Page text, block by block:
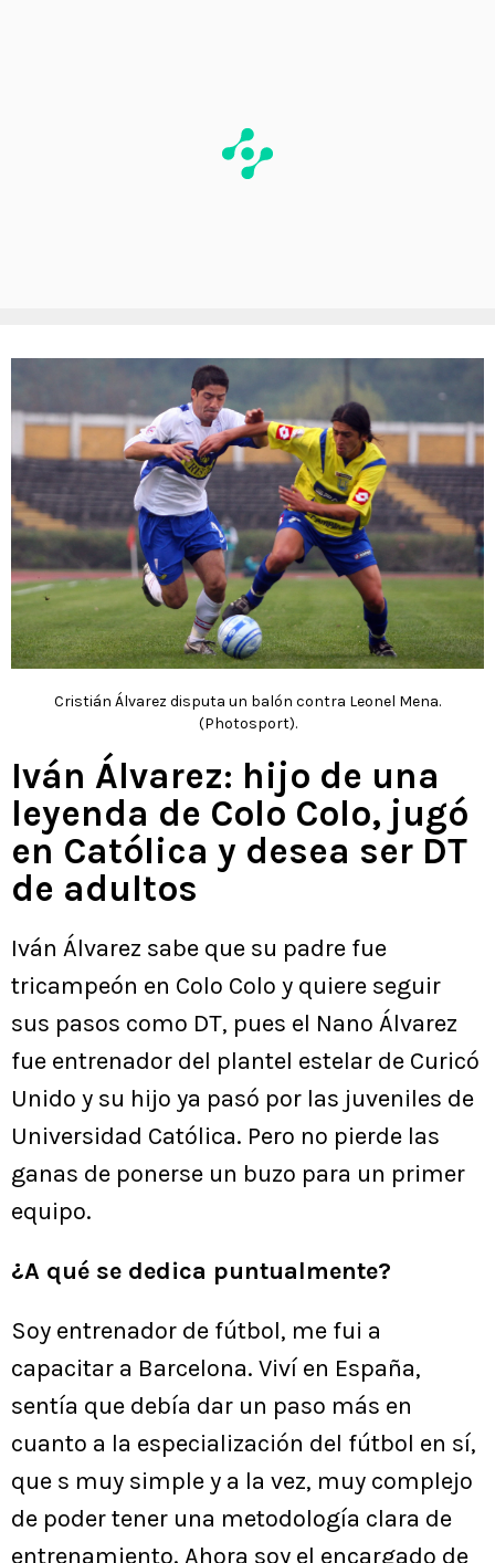
Cristián Álvarez disputa un balón contra Leonel Mena.
(Photosport).
Iván Álvarez: hijo de una
leyenda de Colo Colo, jugó
en Católica y desea ser DT
de adultos
Iván Álvarez sabe que su padre fue
tricampeón en Colo Colo y quiere seguir
sus pasos como DT, pues el Nano Álvarez
fue entrenador del plantel estelar de Curicó
Unido y su hijo ya pasó por las juveniles de
Universidad Católica. Pero no pierde las
ganas de ponerse un buzo para un primer
equipo.
¿A qué se dedica puntualmente?
Soy entrenador de fútbol, me fui a
capacitar a Barcelona. Viví en España,
sentía que debía dar un paso más en
cuanto a la especialización del fútbol en sí,
que s muy simple y a la vez, muy complejo
de poder tener una metodología clara de
entrenamiento. Ahora soy el encargado de